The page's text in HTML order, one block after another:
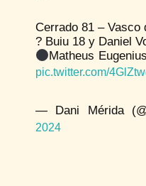
Cerrado 81 – Vasco
? Buiu 18 y Daniel
Matheus
pic.twitter.com/
— Dani Mérida
2024